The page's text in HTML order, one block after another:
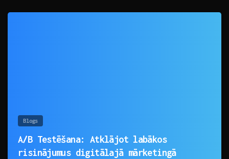
Blogs
A/B Testēšana: Atklājot labākos
risinājumus digitālajā mārketingā